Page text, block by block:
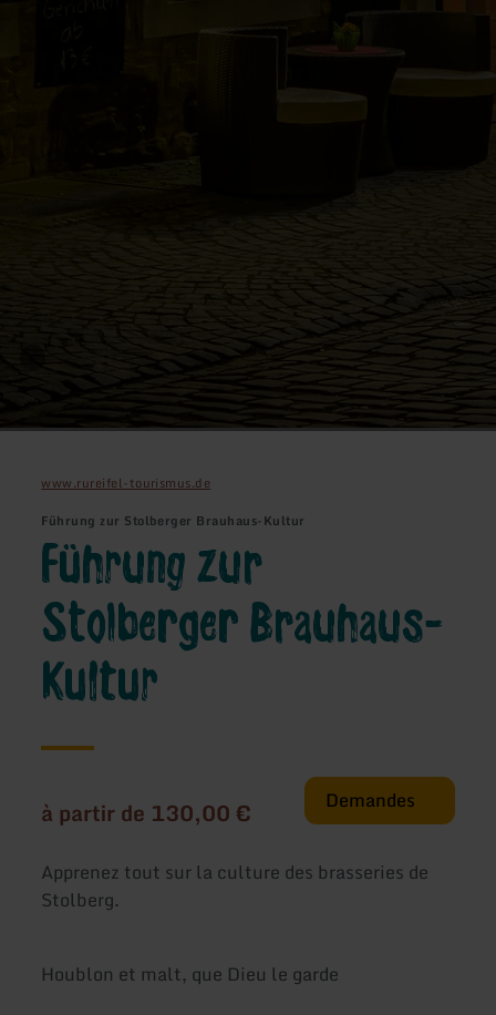
www.rureifel-tourismus.de
Führung zur Stolberger Brauhaus-Kultur
Führung zur
Stolberger Brauhaus-
Kultur
à partir de 130,00 € Demandes
Apprenez tout sur la culture des brasseries de
Stolberg.
Houblon et malt, que Dieu le garde